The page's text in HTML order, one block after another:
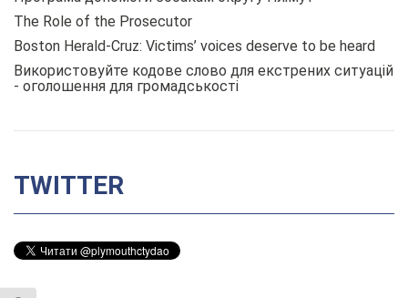
The Role of the Prosecutor
Boston Herald-Cruz: Victims’ voices deserve to be heard
Використовуйте кодове слово для екстрених ситуацій
- оголошення для громадськості
TWITTER